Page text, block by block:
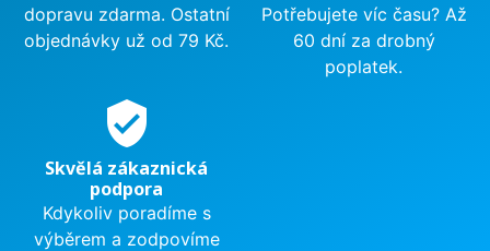
dopravu zdarma. Ostatní
objednávky už od 79 Kč.
Potřebujete víc času? Až
60 dní za drobný
poplatek.
verified_user
Skvělá zákaznická
podpora
Kdykoliv poradíme s
výběrem a zodpovíme